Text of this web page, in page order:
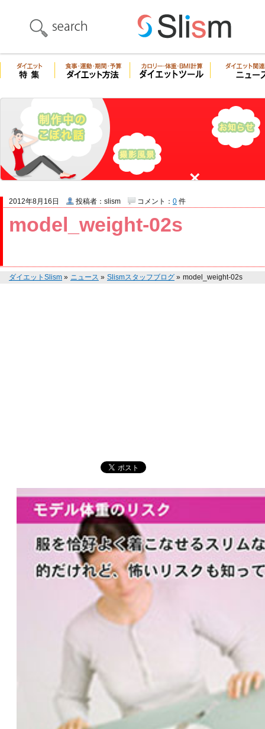
model_weight-02s
2012年8月16日 投稿者：slism コメント： 0 件
ダイエットSlism » ニュース » Slismスタッフブログ » model_weight-02s